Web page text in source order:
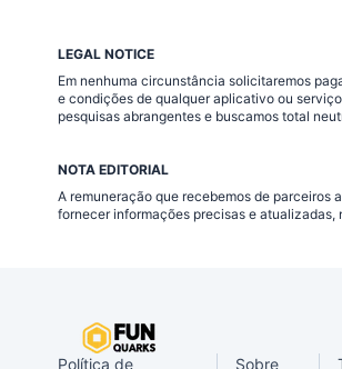
LEGAL NOTICE
Em nenhuma circunstância solicitaremos
e condições de qualquer aplicativo ou
pesquisas abrangentes e buscamos total
NOTA EDITORIAL
A remuneração que recebemos de parceiros
fornecer informações precisas e
Política de Sobre